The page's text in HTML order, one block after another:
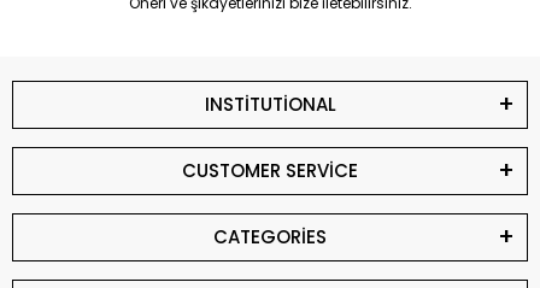
INSTİTUTİONAL
CUSTOMER SERVİCE
CATEGORİES